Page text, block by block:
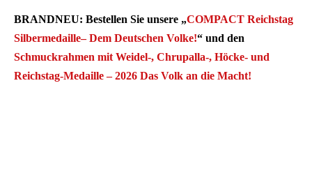
BRANDNEU: Bestellen Sie unsere „COMPACT Reichstag
Silbermedaille– Dem Deutschen Volke!“ und den
Schmuckrahmen mit Weidel-, Chrupalla-, Höcke- und
Reichstag-Medaille – 2026 Das Volk an die Macht!